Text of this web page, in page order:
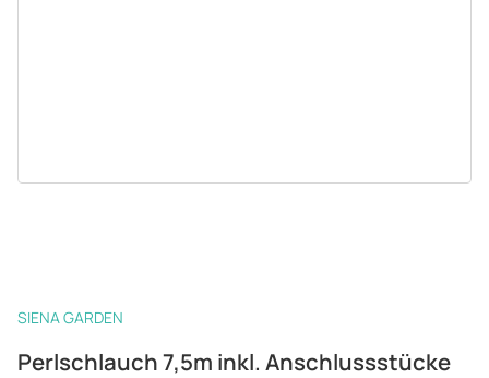
SIENA GARDEN
Perlschlauch 7,5m inkl. Anschlussstücke